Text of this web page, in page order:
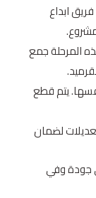
ابداع
المرحلة جمع
يتم قطع
لضمان
جودة وفي